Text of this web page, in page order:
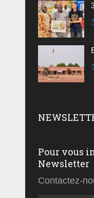
Pour vous
Newsletter
Contactez-